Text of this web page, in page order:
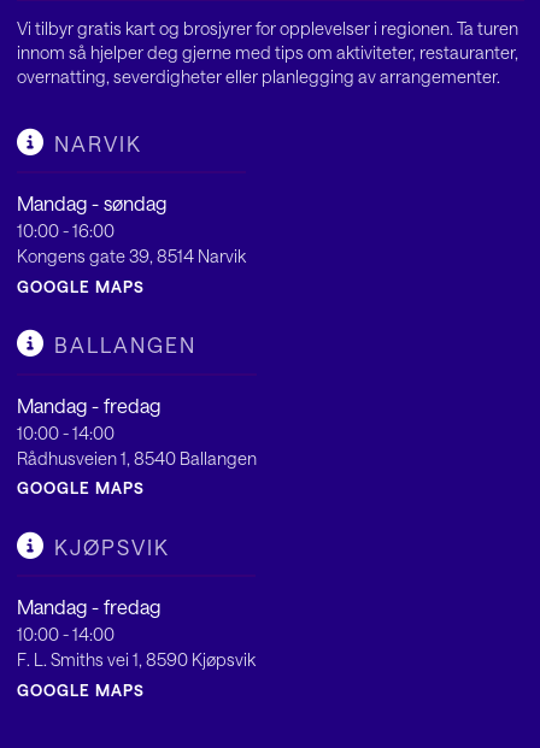
Vi tilbyr gratis kart og brosjyrer for opplevelser i regionen. Ta turen
innom så hjelper deg gjerne med tips om aktiviteter, restauranter,
overnatting, severdigheter eller planlegging av arrangementer.
NARVIK
Mandag - søndag
10:00 - 16:00
Kongens gate 39, 8514 Narvik
GOOGLE MAPS
BALLANGEN
Mandag - fredag
10:00 - 14:00
Rådhusveien 1, 8540 Ballangen
GOOGLE MAPS
KJØPSVIK
Mandag - fredag
10:00 - 14:00
F. L. Smiths vei 1, 8590 Kjøpsvik
GOOGLE MAPS